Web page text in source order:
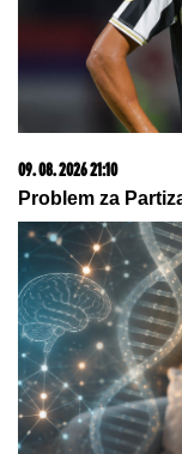
09. 08. 2026 11:54
Ana Ivanović ovo
07. 08. 2026 09:14
Сазнања
савезу